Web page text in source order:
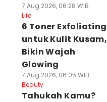
7 Aug 2026, 06:28 WIB
Life
6 Toner Exfoliating
untuk Kulit Kusam,
Bikin Wajah
Glowing
7 Aug 2026, 06:05 WIB
Beauty
Tahukah Kamu?